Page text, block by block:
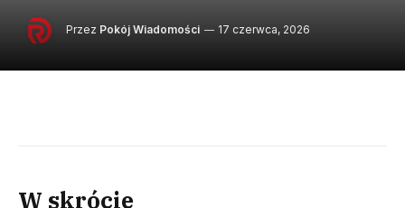
Przez Pokój Wiadomości 17 czerwca, 2026
W skrócie